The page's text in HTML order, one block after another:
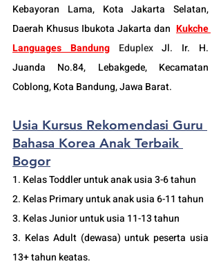
Kebayoran Lama, Kota Jakarta Selatan,
Daerah Khusus Ibukota Jakarta dan Kukche
Languages Bandung Eduplex Jl. Ir. H.
Juanda No.84, Lebakgede, Kecamatan
Coblong, Kota Bandung, Jawa Barat.
Usia Kursus Rekomendasi Guru
Bahasa Korea Anak Terbaik
Bogor
1. Kelas Toddler untuk anak usia 3-6 tahun
2. Kelas Primary untuk anak usia 6-11 tahun
3. Kelas Junior untuk usia 11-13 tahun
3. Kelas Adult (dewasa) untuk peserta usia
13+ tahun keatas.